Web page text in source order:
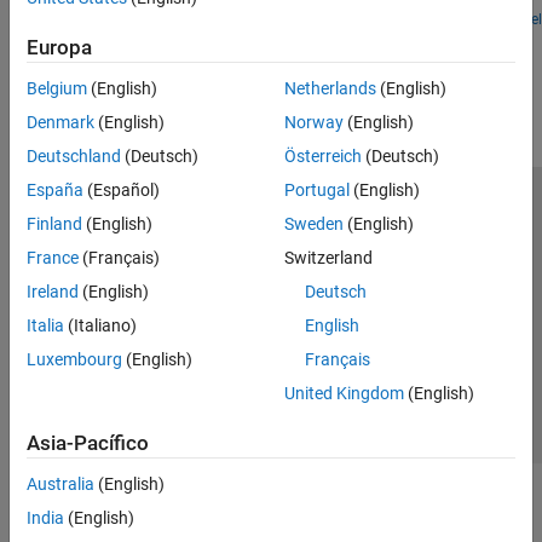
AMR
DSSS
Open Model
Europa
Belgium (English)
Denmark (English)
Deutschland (Deutsch)
España (Español)
Finland (English)
France (Français)
Ireland (English)
Italia (Italiano)
Luxembourg (English)
Netherlands(English)
Norway(English)
Österreich (Deutsch)
Portugal (English)
Sweden (English)
Switzerland
Deutsch
English
Français
United Kingdom(English)
Asia-Pacífico
Australia (English)
India (English)
Seleccione un país/
América Latina